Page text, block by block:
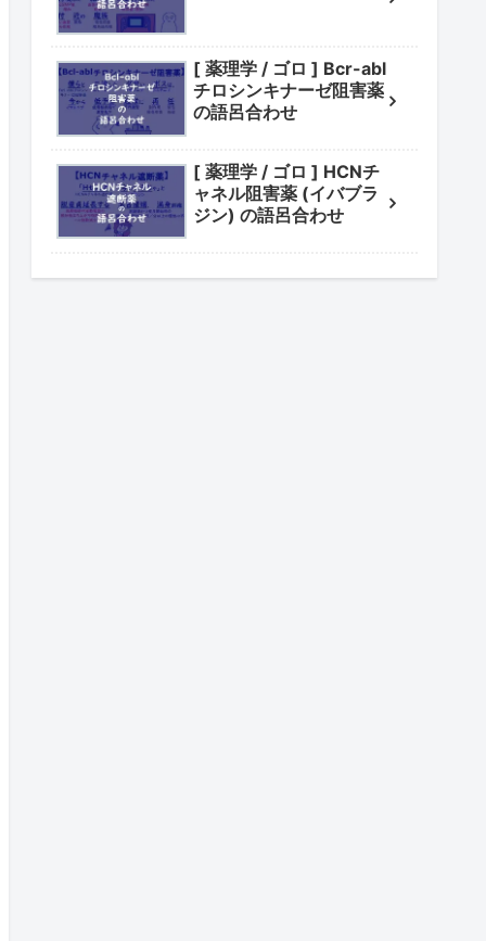
[ 薬理学 / ゴロ ] Bcr-abl
チロシンキナーゼ阻害薬
の語呂合わせ
[ 薬理学 / ゴロ ] HCNチ
ャネル阻害薬 (イバブラ
ジン) の語呂合わせ